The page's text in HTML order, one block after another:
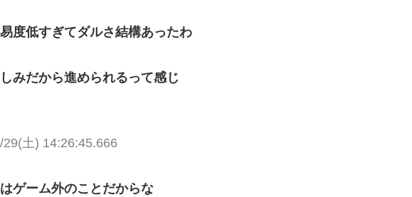
度低すぎてダルさ結構あったわ
みだから進められるって感じ
29(土) 14:26:45.666
ゲーム外のことだからな